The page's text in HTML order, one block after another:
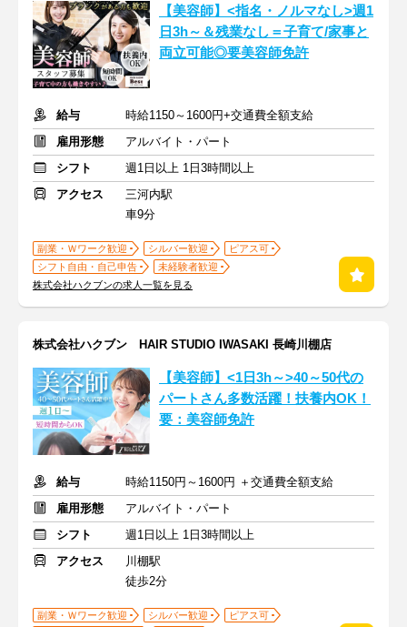
【美容師】<指名・ノルマなし>週1
日3h～＆残業なし＝子育て/家事と
両立可能◎要美容師免許
給与
時給1150～1600円+交通費全額支給
雇用形態
アルバイト・パート
シフト
週1日以上 1日3時間以上
アクセス
三河内駅
車9分
副業・Ｗワーク歓迎 シルバー歓迎
ピアス可
シフト自由・自己申告
未経験者歓迎
株式会社ハクブンの求人一覧を見る
株式会社ハクブン HAIR STUDIO IWASAKI 長崎川棚店
【美容師】<1日3h～>40～50代の
パートさん多数活躍！扶養内OK！
要：美容師免許
給与
時給1150円～1600円 ＋交通費全額支給
雇用形態
アルバイト・パート
シフト
週1日以上 1日3時間以上
アクセス
川棚駅
徒歩2分
副業・Ｗワーク歓迎 シルバー歓迎
ピアス可